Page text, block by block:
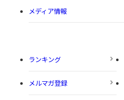
メディア情報
ランキング
メルマガ登録